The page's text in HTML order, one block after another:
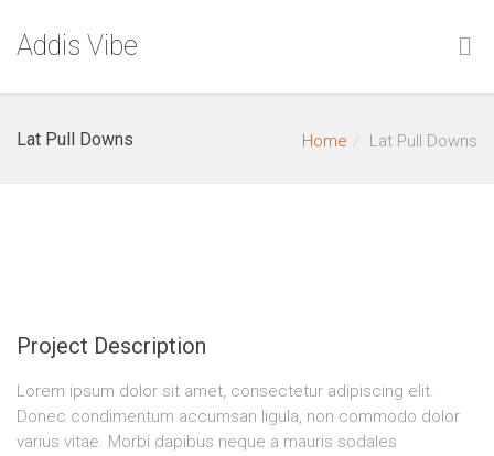
Addis Vibe
Lat Pull Downs Home Lat Pull Downs
Project Description
Lorem ipsum dolor sit amet, consectetur adipiscing elit.
Donec condimentum accumsan ligula, non commodo dolor
varius vitae. Morbi dapibus neque a mauris sodales